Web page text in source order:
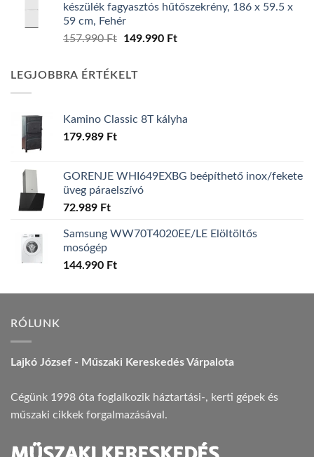
139.990 Ft.119.990 Ft.
készülék fagyasztós hűtőszekrény, 186 x 59.5 x
59 cm, Fehér
157.990Ft
Original
157.990 Ft.
149.990 FtCurrent
LEGJOBBRA ÉRTÉKELT
Kamino Classic 8T kályha
179.989 Ft
GORENJE WHI649EXBG beépíthető inox/fekete
üveg páraelszívó
72.989 Ft
Samsung WW70T4020EE/LE Elöltöltős
mosógép
144.990 Ft
RÓLUNK
Lajkó József - Műszaki Kereskedés Várpalota
Cégünk 1998 óta foglalkozik háztartási-, kerti gépek és
műszaki cikkek forgalmazásával.